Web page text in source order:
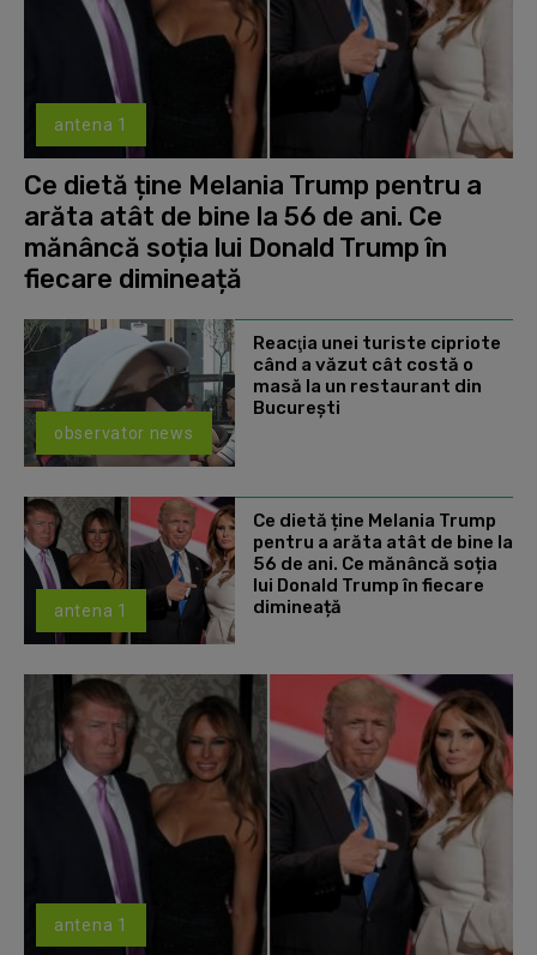
antena 1
Ce dietă ține Melania Trump pentru a
arăta atât de bine la 56 de ani. Ce
mănâncă soția lui Donald Trump în
fiecare dimineață
observator news
Reacţia unei turiste cipriote
când a văzut cât costă o
masă la un restaurant din
Bucureşti
antena 1
Ce dietă ține Melania Trump
pentru a arăta atât de bine la
56 de ani. Ce mănâncă soția
lui Donald Trump în fiecare
dimineață
antena 1